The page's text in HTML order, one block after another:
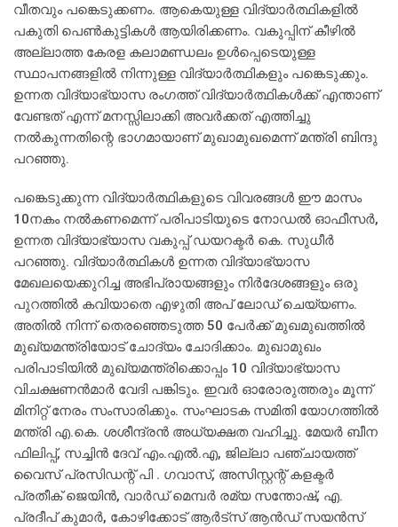
വീതവും പങ്കെടുക്കണം. ആകെയുള്ള വിദ്യാര്‍ത്ഥികളില്‍
പകുതി പെണ്‍കുട്ടികള്‍ ആയിരിക്കണം. വകുപ്പിന് കീഴില്‍
അല്ലാത്ത കേരള കലാമണ്ഡലം ഉള്‍പ്പെടെയുള്ള
സ്ഥാപനങ്ങളില്‍ നിന്നുള്ള വിദ്യാര്‍ത്ഥികളും പങ്കെടുക്കും.
ഉന്നത വിദ്യാഭ്യാസ രംഗത്ത് വിദ്യാര്‍ത്ഥികള്‍ക്ക് എന്താണ്
വേണ്ടത് എന്ന് മനസ്സിലാക്കി അവര്‍ക്കത് എത്തിച്ചു
നല്‍കുന്നതിന്റെ ഭാഗമായാണ് മുഖാമുഖമെന്ന് മന്ത്രി ബിന്ദു
പറഞ്ഞു.
പങ്കെടുക്കുന്ന വിദ്യാര്‍ത്ഥികളുടെ വിവരങ്ങള്‍ ഈ മാസം
10നകം നല്‍കണമെന്ന് പരിപാടിയുടെ നോഡല്‍ ഓഫീസര്‍,
ഉന്നത വിദ്യാഭ്യാസ വകുപ്പ് ഡയറക്ടര്‍ കെ. സുധീര്‍
പറഞ്ഞു. വിദ്യാര്‍ത്ഥികള്‍ ഉന്നത വിദ്യാഭ്യാസ
മേഖലയെക്കുറിച്ച അഭിപ്രായങ്ങളും നിര്‍ദേശങ്ങളും ഒരു
പുറത്തില്‍ കവിയാതെ എഴുതി അപ് ലോഡ് ചെയ്യണം.
അതില്‍ നിന്ന് തെരഞ്ഞെടുത്ത 50 പേര്‍ക്ക് മുഖമുഖത്തില്‍
മുഖ്യമന്ത്രിയോട് ചോദ്യം ചോദിക്കാം. മുഖാമുഖം
പരിപാടിയില്‍ മുഖ്യമന്ത്രിക്കൊപ്പം 10 വിദ്യാഭ്യാസ
വിചക്ഷണന്‍മാര്‍ വേദി പങ്കിടും. ഇവര്‍ ഓരോരുത്തരും മൂന്ന്
മിനിറ്റ് നേരം സംസാരിക്കും. സംഘാടക സമിതി യോഗത്തില്‍
മന്ത്രി എ.കെ. ശശീന്ദ്രന്‍ അധ്യക്ഷത വഹിച്ചു. മേയര്‍ ബീന
ഫിലിപ്പ്, സച്ചിന്‍ ദേവ് എം.എല്‍.എ, ജില്ലാ പഞ്ചായത്ത്
വൈസ് പ്രസിഡന്റ് പി . ഗവാസ്, അസിസ്റ്റന്റ് കളക്ടര്‍
പ്രതീക് ജെയിന്‍, വാര്‍ഡ് മെമ്പര്‍ രമ്യ സന്തോഷ്, എ.
പ്രദീപ് കുമാര്‍, കോഴിക്കോട് ആര്‍ട്സ് ആന്‍ഡ് സയന്‍സ്